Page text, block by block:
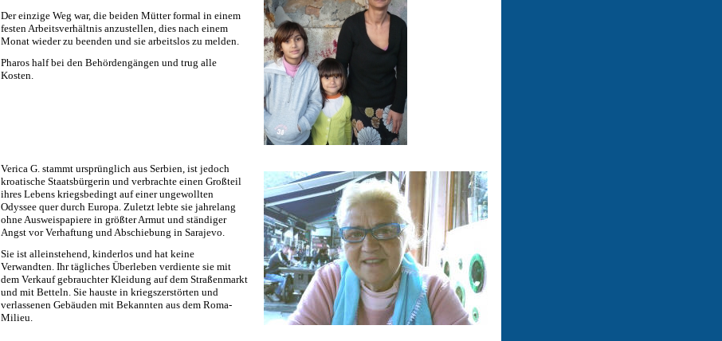
Der einzige Weg war, die beiden Mütter formal in einem
festen Arbeitsverhältnis anzustellen, dies nach einem
Monat wieder zu beenden und sie arbeitslos zu melden.
Pharos half bei den Behördengängen und trug alle
Kosten.
Verica G. stammt ursprünglich aus Serbien, ist jedoch
kroatische Staatsbürgerin und verbrachte einen Großteil
ihres Lebens kriegsbedingt auf einer ungewollten
Odyssee quer durch Europa. Zuletzt lebte sie jahrelang
ohne Ausweispapiere in größter Armut und ständiger
Angst vor Verhaftung und Abschiebung in Sarajevo.
Sie ist alleinstehend, kinderlos und hat keine
Verwandten. Ihr tägliches Überleben verdiente sie mit
dem Verkauf gebrauchter Kleidung auf dem Straßenmarkt
und mit Betteln. Sie hauste in kriegszerstörten und
verlassenen Gebäuden mit Bekannten aus dem Roma-
Milieu.